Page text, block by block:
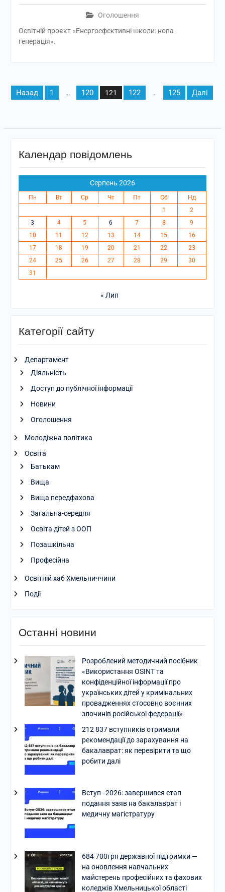
Оголошення
Освітній проєкт «Енергоефективні школи: нова
генерація».
Пагінація
записів
Назад 1 … 120 121 122 … 125 Далі
Календар повідомлень
Серпень 2026
Пн Вт Ср Чт Пт Сб
Нд
1
2
3
4 5 6 7 8
9
10
11 12 13 14 15
16
17
18 19 20 21 22
23
24
25 26 27 28 29
30
31
« Лип
Категорії сайту
Департамент
Діяльність
Доступ до публічної інформації
Новини
Оголошення
Молодіжна політика
Освіта
Батькам
Вища
Вища передфахова
Загальна-середня
Освіта дітей з ООП
Позашкільна
Професійна
Освітній хаб Хмельниччини
Події
Останні новини
Розроблений методичний посібник
«Використання OSINT та
конфіденційної інформації про
українських дітей у кримінальних
провадженнях стосовно воєнних
злочинів російської федерації»
212 837 вступників отримали
рекомендації до зарахування на
бакалаврат: як перевірити та що
робити далі
Вступ–2026: завершився етап
подання заяв на бакалаврат і
медичну магістратуру
684 700грн державної підтримки —
на оновлення навчальних
майстерень професійних та фахових
коледжів Хмельницької області